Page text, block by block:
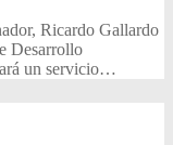
Ricardo Gallardo
Desarrollo
un servicio…